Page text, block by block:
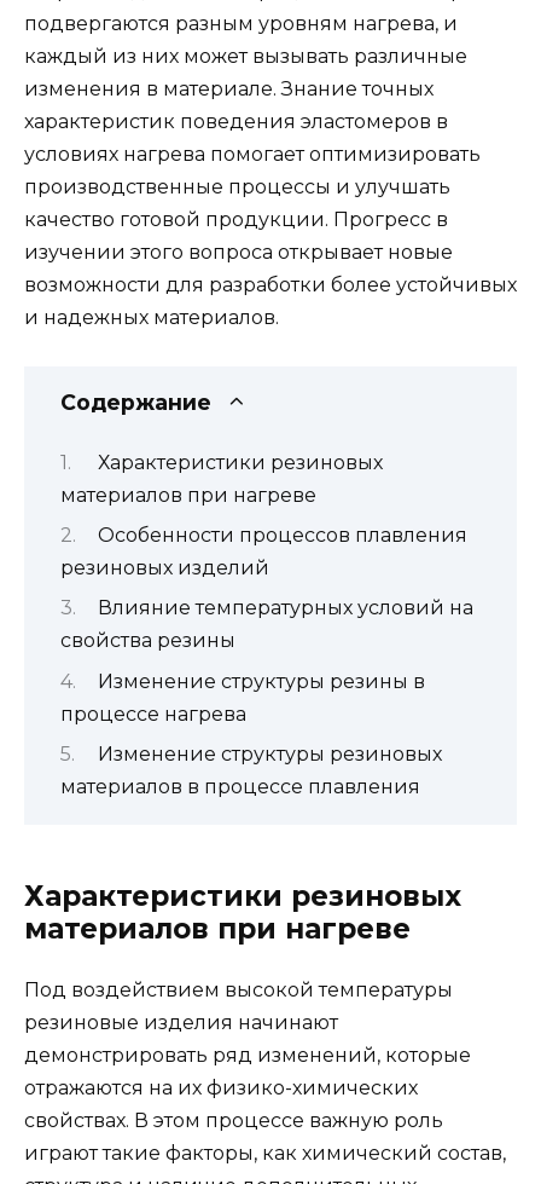
подвергаются разным уровням нагрева, и
каждый из них может вызывать различные
изменения в материале. Знание точных
характеристик поведения эластомеров в
условиях нагрева помогает оптимизировать
производственные процессы и улучшать
качество готовой продукции. Прогресс в
изучении этого вопроса открывает новые
возможности для разработки более устойчивых
и надежных материалов.
Содержание
Характеристики резиновых
материалов при нагреве
Особенности процессов плавления
резиновых изделий
Влияние температурных условий на
свойства резины
Изменение структуры резины в
процессе нагрева
Изменение структуры резиновых
материалов в процессе плавления
Характеристики резиновых
материалов при нагреве
Под воздействием высокой температуры
резиновые изделия начинают
демонстрировать ряд изменений, которые
отражаются на их физико-химических
свойствах. В этом процессе важную роль
играют такие факторы, как химический состав,